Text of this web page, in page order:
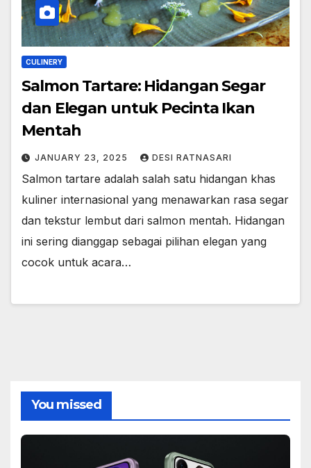
CULINERY
Salmon Tartare: Hidangan Segar
dan Elegan untuk Pecinta Ikan
Mentah
JANUARY 23, 2025 DESI RATNASARI
Salmon tartare adalah salah satu hidangan khas
kuliner internasional yang menawarkan rasa segar
dan tekstur lembut dari salmon mentah. Hidangan
ini sering dianggap sebagai pilihan elegan yang
cocok untuk acara…
You missed